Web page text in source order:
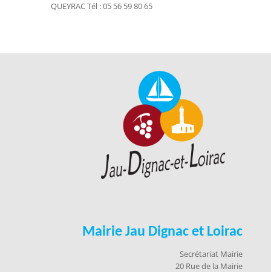
QUEYRAC Tél : 05 56 59 80 65
Mairie Jau Dignac et Loirac
Secrétariat Mairie
20 Rue de la Mairie